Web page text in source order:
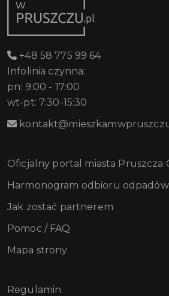
+48 58 775 99 64
Infolinia czynna:
pn: 9:00 - 17:00
wt-pt: 7:30-15:30
Oficjalny portal miasta Pruszcza
Harmonogram odbioru odpadów
Jak zostać partnerem
Pomoc / FAQ
Mapa strony
Regulamin